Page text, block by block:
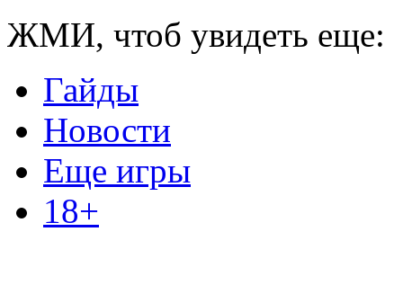
ЖМИ, чтоб увидеть еще:
Гайды
Новости
Еще игры
18+